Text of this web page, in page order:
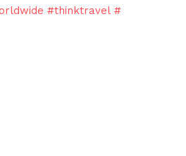
#thinktravel #